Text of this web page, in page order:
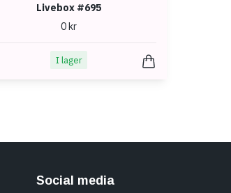
Livebox #695
0 kr
I lager
Social media